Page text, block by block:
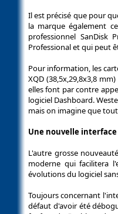
Il est précisé que pour
la marque également
professionnel SanDisk
Professional et qui peut
Pour information, les
XQD (38,5x,29,8x3,8
elles font par contre
logiciel Dashboard.
mais on imagine que
Une nouvelle
L'autre grosse
moderne qui facilitera
évolutions du logiciel
Toujours concernant
défaut d'avoir été